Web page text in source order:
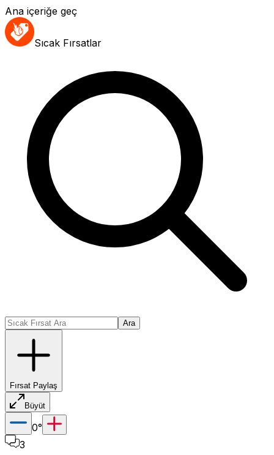
Ana içeriğe geç
Sıcak Fırsatlar
Ara
Fırsat Paylaş
Büyüt
0°
3